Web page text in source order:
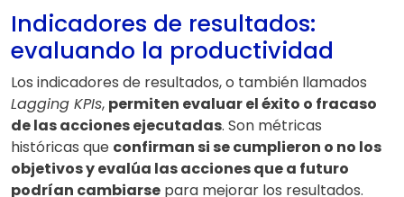
Indicadores de resultados:
evaluando la productividad
Los indicadores de resultados, o también llamados
Lagging KPIs, permiten evaluar el éxito o fracaso
de las acciones ejecutadas. Son métricas
históricas que confirman si se cumplieron o no los
objetivos y evalúa las acciones que a futuro
podrían cambiarse para mejorar los resultados.